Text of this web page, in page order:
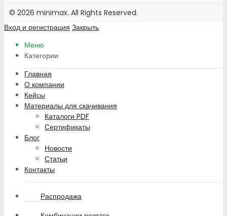
© 2026 minimax. All Rights Reserved.
Вход и регистрация Закрыть
Меню
Категории
Главная
О компании
Кейсы
Материалы для скачивания
Каталоги PDF
Сертификаты
Блог
Новости
Статьи
Контакты
Распродажа